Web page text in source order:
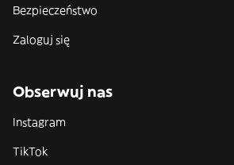
Bezpieczeństwo
Zaloguj się
Obserwuj nas
Instagram
TikTok